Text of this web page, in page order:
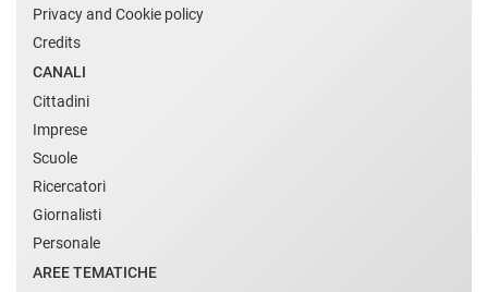
Privacy and Cookie policy
Credits
CANALI
Cittadini
Imprese
Scuole
Ricercatori
Giornalisti
Personale
AREE TEMATICHE